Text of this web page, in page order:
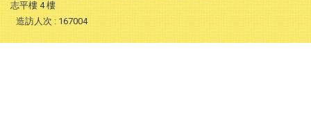
志平樓 4 樓
造訪人次 : 167004